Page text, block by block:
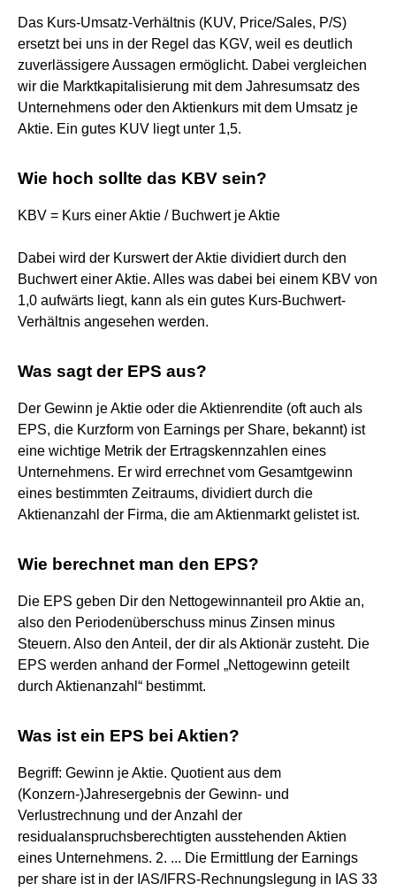
Das Kurs-Umsatz-Verhältnis (KUV, Price/Sales, P/S)
ersetzt bei uns in der Regel das KGV, weil es deutlich
zuverlässigere Aussagen ermöglicht. Dabei vergleichen
wir die Marktkapitalisierung mit dem Jahresumsatz des
Unternehmens oder den Aktienkurs mit dem Umsatz je
Aktie. Ein gutes KUV liegt unter 1,5.
Wie hoch sollte das KBV sein?
KBV = Kurs einer Aktie / Buchwert je Aktie
Dabei wird der Kurswert der Aktie dividiert durch den
Buchwert einer Aktie. Alles was dabei bei einem KBV von
1,0 aufwärts liegt, kann als ein gutes Kurs-Buchwert-
Verhältnis angesehen werden.
Was sagt der EPS aus?
Der Gewinn je Aktie oder die Aktienrendite (oft auch als
EPS, die Kurzform von Earnings per Share, bekannt) ist
eine wichtige Metrik der Ertragskennzahlen eines
Unternehmens. Er wird errechnet vom Gesamtgewinn
eines bestimmten Zeitraums, dividiert durch die
Aktienanzahl der Firma, die am Aktienmarkt gelistet ist.
Wie berechnet man den EPS?
Die EPS geben Dir den Nettogewinnanteil pro Aktie an,
also den Periodenüberschuss minus Zinsen minus
Steuern. Also den Anteil, der dir als Aktionär zusteht. Die
EPS werden anhand der Formel „Nettogewinn geteilt
durch Aktienanzahl“ bestimmt.
Was ist ein EPS bei Aktien?
Begriff: Gewinn je Aktie. Quotient aus dem
(Konzern-)Jahresergebnis der Gewinn- und
Verlustrechnung und der Anzahl der
residualanspruchsberechtigten ausstehenden Aktien
eines Unternehmens. 2. ... Die Ermittlung der Earnings
per share ist in der IAS/IFRS-Rechnungslegung in IAS 33